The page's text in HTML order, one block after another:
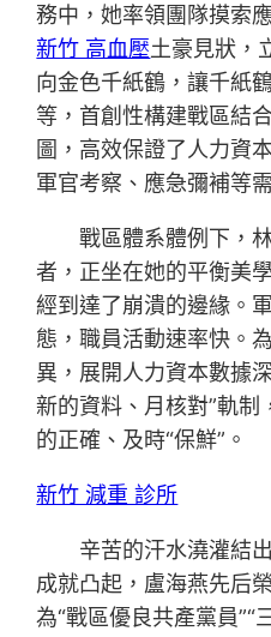
務中，她率領團隊摸索
新竹 高血壓土豪見狀，
向金色千紙鶴，讓千紙
等，首創性構建戰區結
圖，高效保證了人力資
軍官考察、應急彌補等
戰區體系體例下，
者，正坐在她的平衡美
經到達了崩潰的邊緣。
態，職員活動速率快。
異，展開人力資本數據
新的資料、月核對”軌
的正確、及時“保鮮”。
新竹 減重 診所
辛苦的汗水澆灌結
成就凸起，盧海燕先后
為“戰區優良共產黨員”“